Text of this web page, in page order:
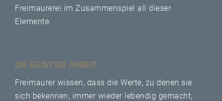
Freimaurerei im Zusammenspiel all dieser
Elemente.
DIE GEISTIGE ARBEIT
Freimaurer wissen, dass die Werte, zu denen sie
sich bekennen, immer wieder lebendig gemacht,